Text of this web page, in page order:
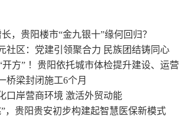
，贵阳楼市“金九银十”缘何回归？
社区：党建引领聚合力 民族团结铸同心
开方” ！贵阳依托城市体检提升建设、运营
桥梁封闭施工6个月
口岸营商环境 激活外贸动能
，贵阳贵安初步构建起智慧医保新模式